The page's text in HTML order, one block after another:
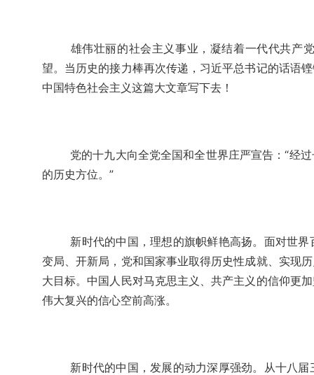
雄伟壮丽的社会主义事业，凝结着一代代共产
望。当历史的接力棒再次传递，习近平总书记的话语
中国特色社会主义这篇大文章写下去！
党的十九大向全党全国和全世界庄严宣告：“经
的历史方位。”
新时代的中国，理想的旗帜鲜艳高扬。面对世
变局、开新局，党和国家事业取得历史性成就、实现
大目标。中国人民对马克思主义、共产主义的信仰更
伟大复兴的信心空前高涨。
新时代的中国，发展的动力深厚强劲。从十八